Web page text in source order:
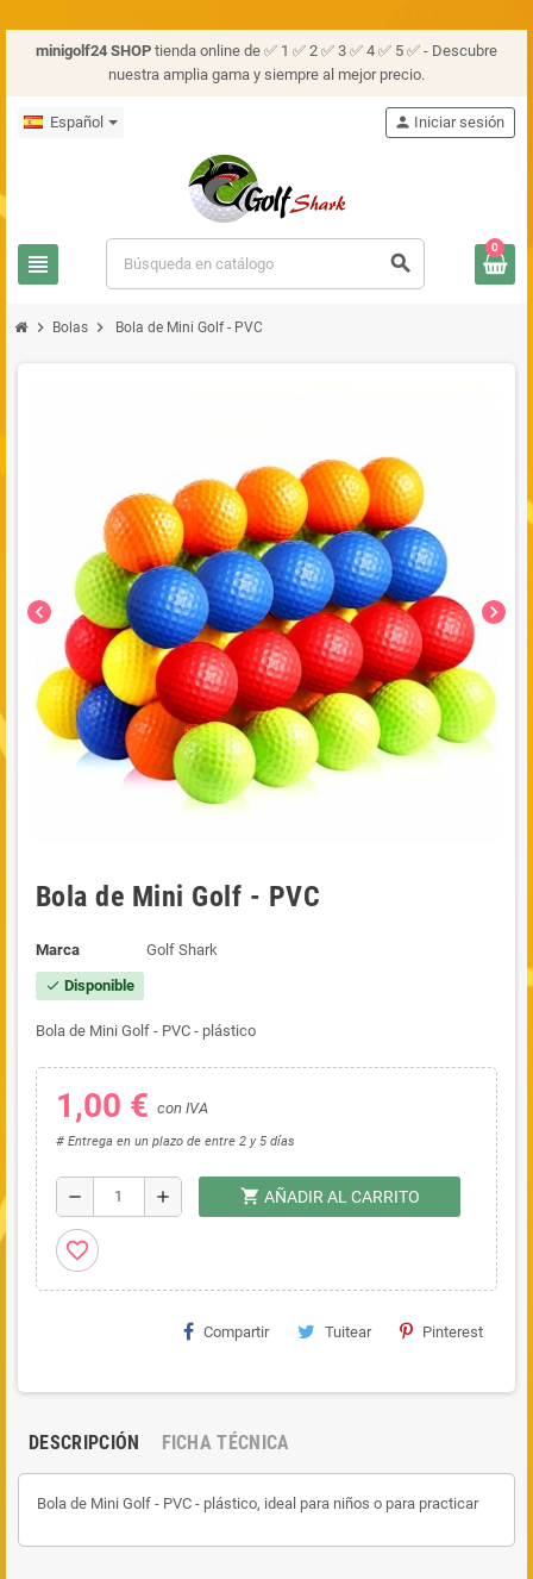
minigolf24 SHOP tienda online de ✅ 1 ✅ 2 ✅ 3 ✅ 4 ✅ 5 ✅ - Descubre
nuestra amplia gama y siempre al mejor precio.
Español
view_headline search
person Iniciar sesión
0
chevron_right Bolas chevron_right Bola de Mini Golf - PVC
chevron_left chevron_right
Bola de Mini Golf - PVC
Marca Golf Shark
check Disponible
Bola de Mini Golf - PVC - plástico
1,00 € con IVA
# Entrega en un plazo de entre 2 y 5 días
remove add shopping_cart AÑADIR AL CARRITO
favorite_border
Compartir Tuitear Pinterest
DESCRIPCIÓN FICHA TÉCNICA
Bola de Mini Golf - PVC - plástico, ideal para niños o para practicar